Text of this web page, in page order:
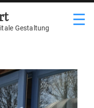
Gestaltung ☰